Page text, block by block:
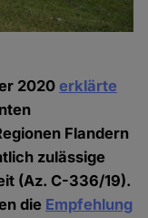
2020erklärte
Flandern
zulässige
(Az. C-336/19).
die Empfehlung